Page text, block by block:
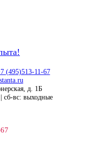
(495)513-11-67
д. 1Б
сб-вс: выходные